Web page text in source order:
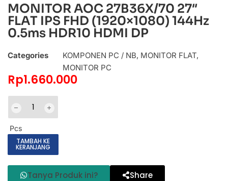
MONITOR AOC 27B36X/70 27″
FLAT IPS FHD (1920×1080) 144Hz
0.5ms HDR10 HDMI DP
Categories KOMPONEN PC / NB, MONITOR FLAT,
MONITOR PC
Rp1.660.000
Pcs
TAMBAH KE
KERANJANG
Tanya Produk ini? Share